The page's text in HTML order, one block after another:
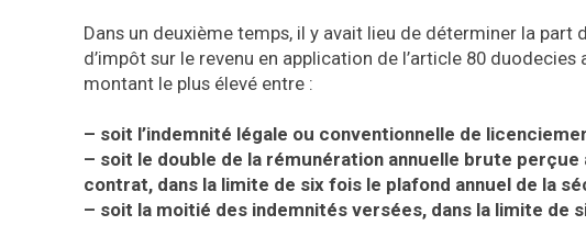
Dans un deuxième temps, il y avait lieu de déterminer la
d’impôt sur le revenu en application de l’article 80
montant le plus élevé entre :
– soit l’indemnité légale ou conventionnelle de
– soit le double de la rémunération annuelle brute
contrat, dans la limite de six fois le plafond annuel de la
– soit la moitié des indemnités versées, dans la limite de